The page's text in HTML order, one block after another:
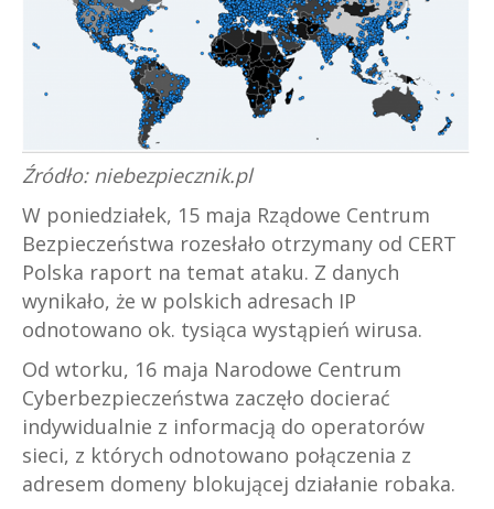
Źródło: niebezpiecznik.pl
W poniedziałek, 15 maja Rządowe Centrum
Bezpieczeństwa rozesłało otrzymany od CERT
Polska raport na temat ataku. Z danych
wynikało, że w polskich adresach IP
odnotowano ok. tysiąca wystąpień wirusa.
Od wtorku, 16 maja Narodowe Centrum
Cyberbezpieczeństwa zaczęło docierać
indywidualnie z informacją do operatorów
sieci, z których odnotowano połączenia z
adresem domeny blokującej działanie robaka.